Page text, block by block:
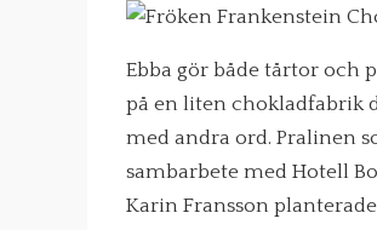
Ebba gör både tårtor och
på en liten chokladfabrik
med andra ord. Pralinen
sambarbete med Hotell
Karin Fransson